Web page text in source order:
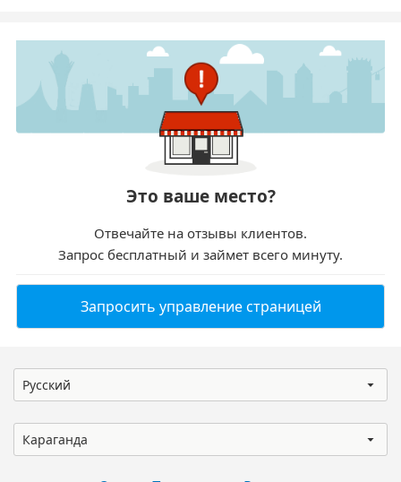
Это ваше место?
Отвечайте на отзывы клиентов.
Запрос бесплатный и займет всего минуту.
Запросить управление страницей
Русский
Караганда